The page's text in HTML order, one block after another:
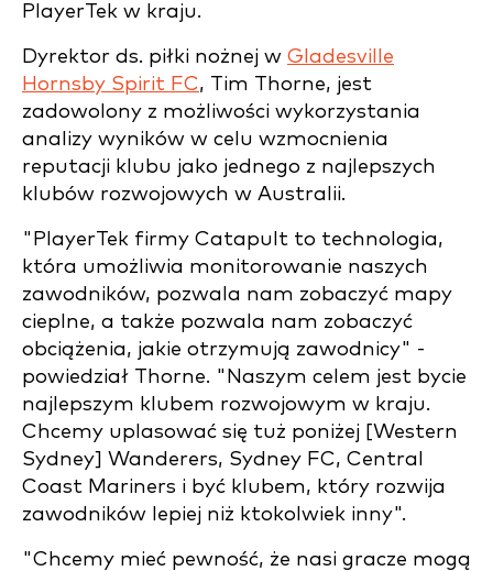
PlayerTek w kraju.
Dyrektor ds. piłki nożnej w Gladesville
Hornsby Spirit FC, Tim Thorne, jest
zadowolony z możliwości wykorzystania
analizy wyników w celu wzmocnienia
reputacji klubu jako jednego z najlepszych
klubów rozwojowych w Australii.
"PlayerTek firmy Catapult to technologia,
która umożliwia monitorowanie naszych
zawodników, pozwala nam zobaczyć mapy
cieplne, a także pozwala nam zobaczyć
obciążenia, jakie otrzymują zawodnicy" -
powiedział Thorne. "Naszym celem jest bycie
najlepszym klubem rozwojowym w kraju.
Chcemy uplasować się tuż poniżej [Western
Sydney] Wanderers, Sydney FC, Central
Coast Mariners i być klubem, który rozwija
zawodników lepiej niż ktokolwiek inny".
"Chcemy mieć pewność, że nasi gracze mogą